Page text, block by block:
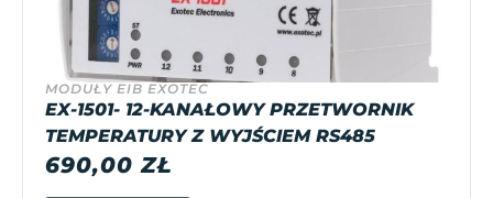
MODUŁY EIB EXOTEC
EX-1501- 12-KANAŁOWY PRZETWORNIK
TEMPERATURY Z WYJŚCIEM RS485
690,00ZŁ